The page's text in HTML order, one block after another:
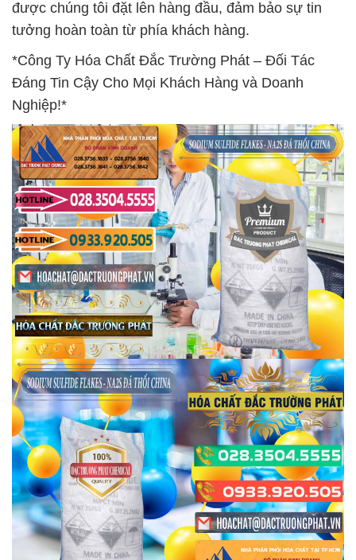
được chúng tôi đặt lên hàng đầu, đảm bảo sự tin
tưởng hoàn toàn từ phía khách hàng.
*Công Ty Hóa Chất Đắc Trường Phát – Đối Tác
Đáng Tin Cậy Cho Mọi Khách Hàng và Doanh
Nghiệp!*